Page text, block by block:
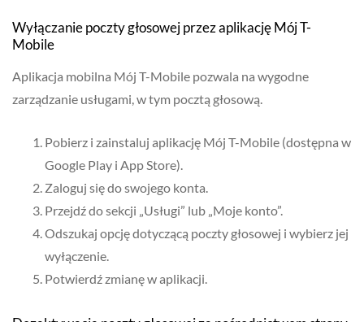
Wyłączanie poczty głosowej przez aplikację Mój T-
Mobile
Aplikacja mobilna Mój T-Mobile pozwala na wygodne
zarządzanie usługami, w tym pocztą głosową.
Pobierz i zainstaluj aplikację Mój T-Mobile (dostępna w
Google Play i App Store).
Zaloguj się do swojego konta.
Przejdź do sekcji „Usługi” lub „Moje konto”.
Odszukaj opcję dotyczącą poczty głosowej i wybierz jej
wyłączenie.
Potwierdź zmianę w aplikacji.